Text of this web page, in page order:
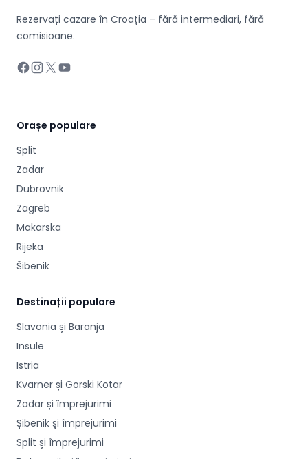
Rezervați cazare în Croația – fără intermediari, fără
comisioane.
Facebook
Instagram
X YouTube
Orașe populare
Split
Zadar
Dubrovnik
Zagreb
Makarska
Rijeka
Šibenik
Destinații populare
Slavonia și Baranja
Insule
Istria
Kvarner și Gorski Kotar
Zadar și împrejurimi
Șibenik și împrejurimi
Split și împrejurimi